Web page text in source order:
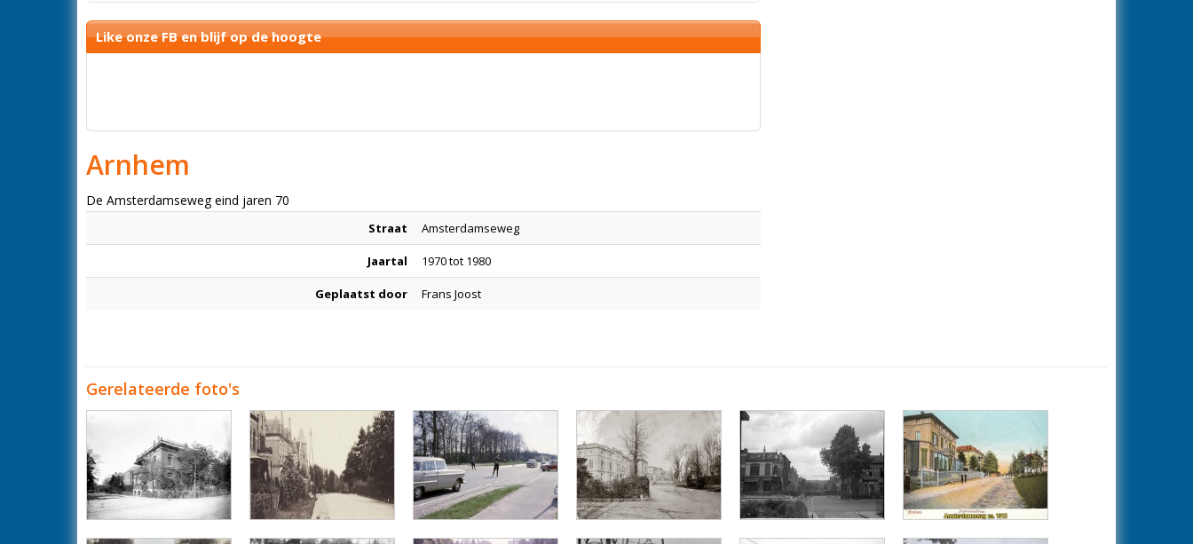
Like onze FB en blijf op de hoogte
Arnhem
De Amsterdamseweg eind jaren 70
Straat Amsterdamseweg
Jaartal 1970 tot 1980
Geplaatst door Frans Joost
Gerelateerde foto's